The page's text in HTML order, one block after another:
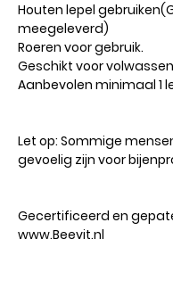
Houten lepel
meegeleverd)
Roeren voor gebruik.
Geschikt voor
Aanbevolen minimaal 1
Let op: Sommige
gevoelig zijn voor
Gecertificeerd en
www.Beevit.nl